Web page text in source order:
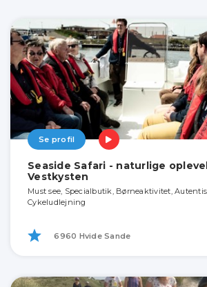
Se profil
Seaside Safari - naturlige
Vestkysten
Must see, Specialbutik, Børneaktivitet,
Cykeludlejning
6960 Hvide Sande